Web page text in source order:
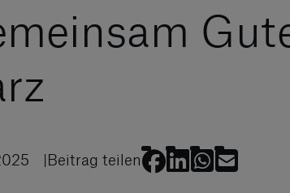
Beitrag teilen